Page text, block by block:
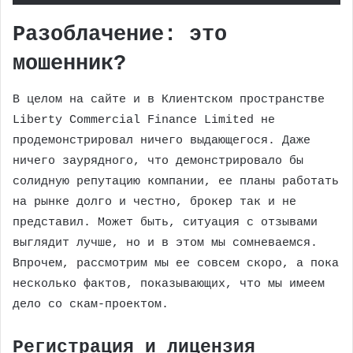
Разоблачение: это
мошенник?
В целом на сайте и в Клиентском пространстве
Liberty Commercial Finance Limited не
продемонстрировал ничего выдающегося. Даже
ничего заурядного, что демонстрировало бы
солидную репутацию компании, ее планы работать
на рынке долго и честно, брокер так и не
представил. Может быть, ситуация с отзывами
выглядит лучше, но и в этом мы сомневаемся.
Впрочем, рассмотрим мы ее совсем скоро, а пока
несколько фактов, показывающих, что мы имеем
дело со скам-проектом.
Регистрация и лицензия